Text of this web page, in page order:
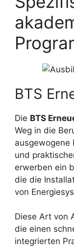
BTS
Die BTS
Weg in die
ausgewogene
und
erwerben ein
die die
von
Diese Art von
die einen
integrierten